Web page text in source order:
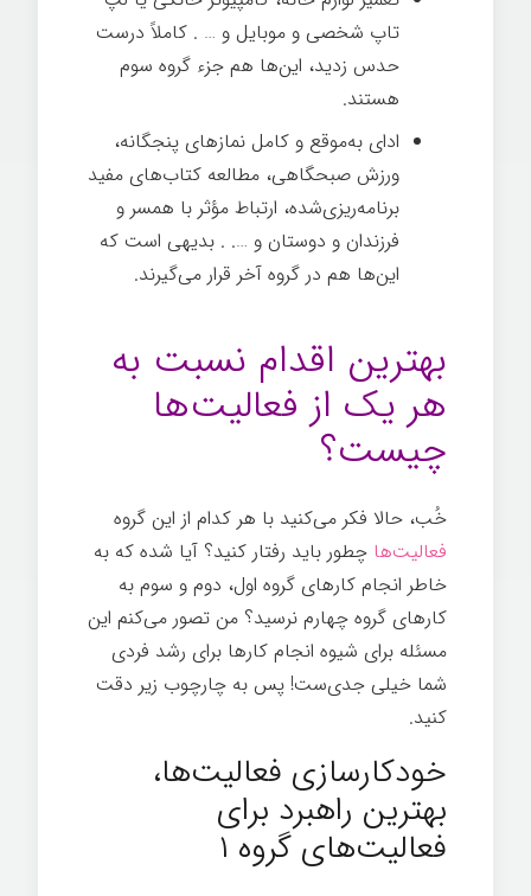
تاپ شخصی و موبایل و … . کاملاً درست
حدس زدید، این‌ها هم جزء گروه سوم
هستند.
ادای به‌موقع و کامل نمازهای پنجگانه،
ورزش صبحگاهی، مطالعه کتاب‌های مفید
برنامه‌ریزی‌شده، ارتباط مؤثر با همسر و
فرزندان و دوستان و …. . بدیهی است که
این‌ها هم در گروه آخر قرار می‌گیرند.
بهترین اقدام نسبت به
هر یک از فعالیت‌ها
چیست؟
خُب، حالا فکر می‌کنید با هر کدام از این گروه
فعالیت‌ها چطور باید رفتار کنید؟ آیا شده که به
خاطر انجام کارهای گروه اول، دوم و سوم به
کارهای گروه چهارم نرسید؟ من تصور می‌کنم این
مسئله برای شیوه انجام کارها برای رشد فردی
شما خیلی جدی‌ست! پس به چارچوب زیر دقت
کنید.
خودکارسازی فعالیت‌ها،
بهترین راهبرد برای
فعالیت‌های گروه ۱